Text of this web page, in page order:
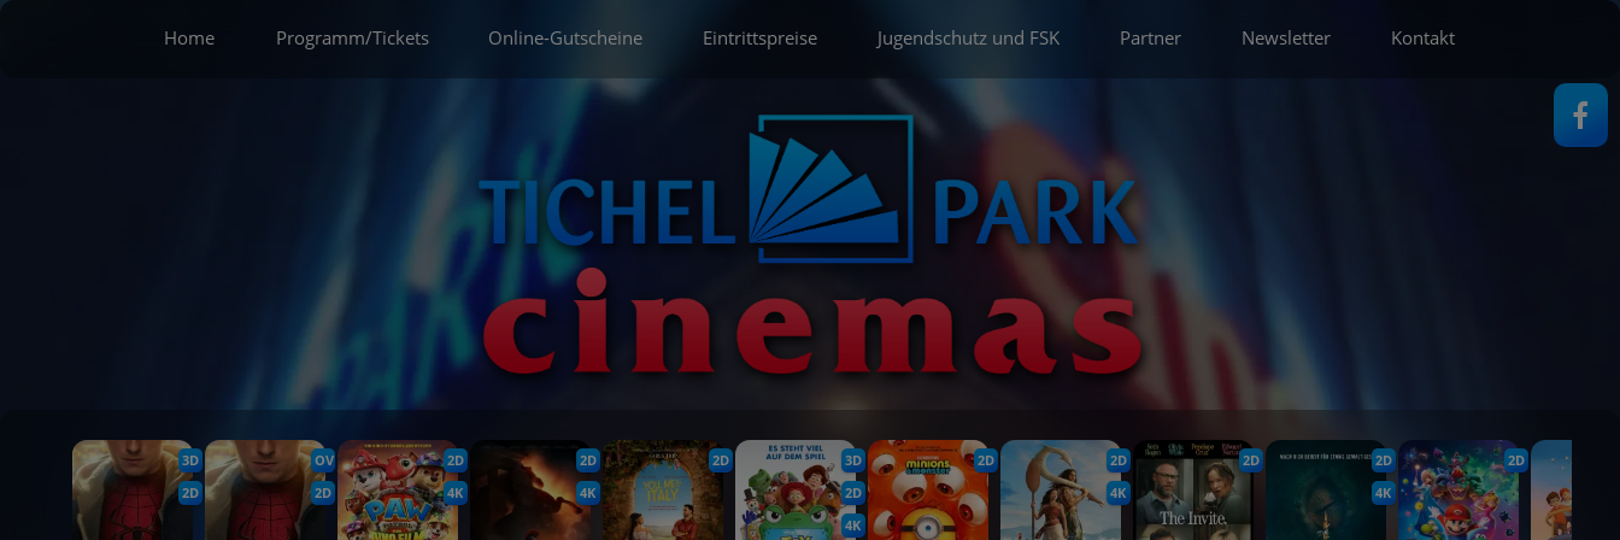
Home Programm/Tickets Online-Gutscheine Eintrittspreise Jugendschutz und FSK Partner Newsletter Kontakt
3D
2D
OV
2D
2D
4K
2D
4K
2D
3D
2D
4K
2D
2D
4K
2D
2D
4K
2D